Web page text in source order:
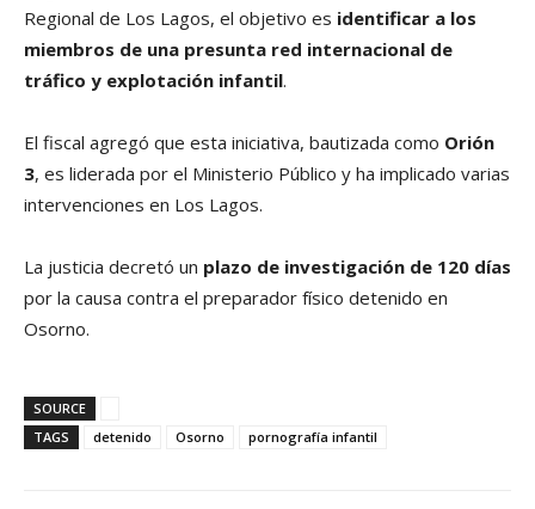
Regional de Los Lagos, el objetivo es identificar a los
miembros de una presunta red internacional de
tráfico y explotación infantil.
El fiscal agregó que esta iniciativa, bautizada como Orión
3, es liderada por el Ministerio Público y ha implicado varias
intervenciones en Los Lagos.
La justicia decretó un plazo de investigación de 120 días
por la causa contra el preparador físico detenido en
Osorno.
SOURCE
TAGS
detenido Osorno pornografía infantil